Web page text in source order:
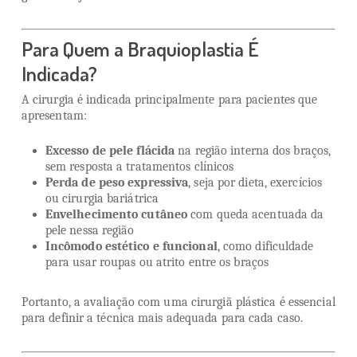
Para Quem a Braquioplastia É
Indicada?
A cirurgia é indicada principalmente para pacientes que
apresentam:
Excesso de pele flácida na região interna dos braços,
sem resposta a tratamentos clínicos
Perda de peso expressiva, seja por dieta, exercícios
ou cirurgia bariátrica
Envelhecimento cutâneo com queda acentuada da
pele nessa região
Incômodo estético e funcional, como dificuldade
para usar roupas ou atrito entre os braços
Portanto, a avaliação com uma cirurgiã plástica é essencial
para definir a técnica mais adequada para cada caso.